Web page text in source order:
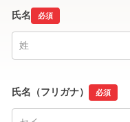
氏名 必須
氏名（フリガナ） 必須